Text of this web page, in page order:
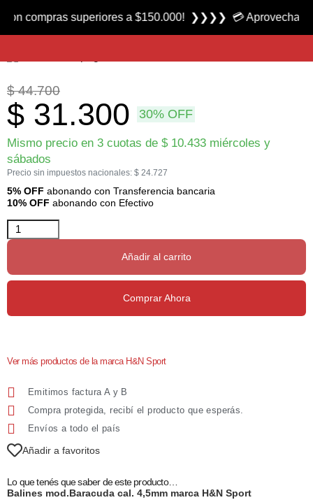
Producto nuevo
Balines Baracuda calibre 4.5 mm marca H&N Sport
$44.700
$ 31.300 30% OFF
Mismo precio en 3 cuotas de $10.433 miércoles y
sábados
Precio sin impuestos nacionales: $ 24.727
5% OFF abonando con Transferencia bancaria
10% OFF abonando con Efectivo
Añadir al carrito
Comprar Ahora
Ver más productos de la marca H&N Sport
Emitimos factura A y B
Compra protegida, recibí el producto que esperás.
Envíos a todo el país
Añadir a favoritos
Lo que tenés que saber de este producto…
Balines mod.Baracuda cal. 4,5mm marca H&N Sport
superiores a $150.000! ❯❯❯❯ 💳 Aprovecha las 3